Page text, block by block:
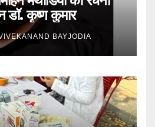
डॉ. कृष्ण कुमार
BAYJODIA